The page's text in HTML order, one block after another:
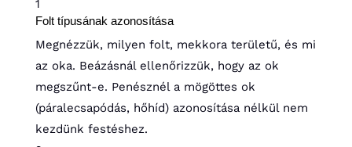
1
Folt típusának azonosítása
Megnézzük, milyen folt, mekkora területű, és mi
az oka. Beázásnál ellenőrizzük, hogy az ok
megszűnt-e. Penésznél a mögöttes ok
(páralecsapódás, hőhíd) azonosítása nélkül nem
kezdünk festéshez.